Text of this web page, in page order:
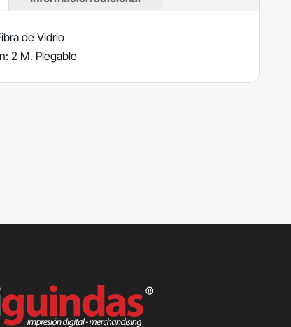
de Vidrio
2 M. Plegable